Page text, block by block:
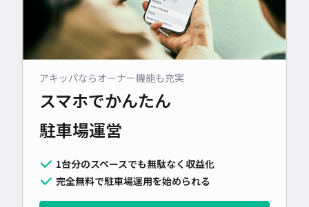
アキッパならオーナー機能も充実
スマホでかんたん
駐車場運営
1台分のスペースでも無駄なく収益化
完全無料で駐車場運用を始められる